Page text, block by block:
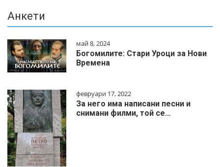
Анкети
май 8, 2024
Богомилите: Стари Уроци за Нови
Времена
февруари 17, 2022
За него има написани песни и
снимани филми, той се…